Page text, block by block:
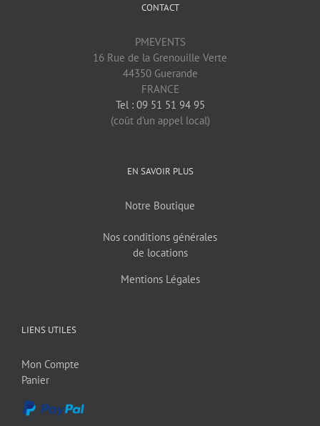
CONTACT
PMEVENTS
16 Rue de la Grenouille Verte
44350 Guerande
FRANCE
Tel : 09 51 51 94 95
(coût d’un appel local)
EN SAVOIR PLUS
Notre Boutique
Nos conditions générales
de locations
Mentions Légales
LIENS UTILES
Mon Compte
Panier